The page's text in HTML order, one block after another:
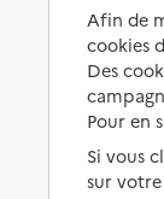
Préserver
santé
Organiser à
protection
Les mesures
Afin de
cookies
Des
Pour en
Si vous
sur